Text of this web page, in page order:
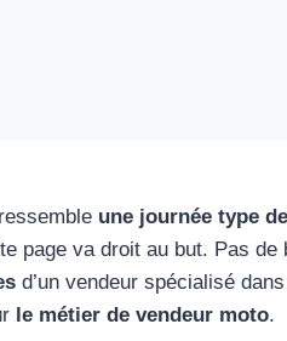
une journée type
page va droit au but. Pas
d’un vendeur spécialisé
le métier de vendeur moto.